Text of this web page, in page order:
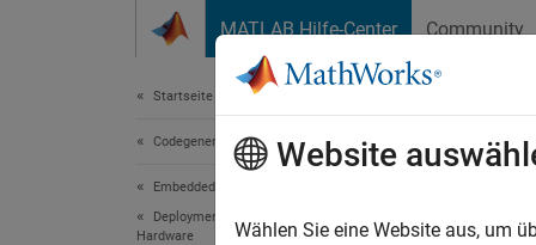
MATLAB Hilfe-Center Community
Startseite der Dokumentation
Codegenerierung
Embedded Coder
Deployment, Integration, and Supported
Hardware
Set
Website
Wählen Sie eine Website aus, um